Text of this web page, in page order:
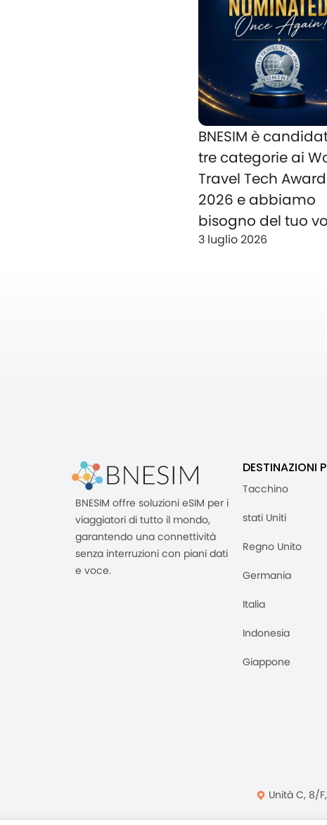
BNESIM è
tre categorie ai
Travel Tech
2026 e abbiamo
bisogno del tuo
3 luglio 2026
BNESIM offre soluzioni eSIM per i
viaggiatori di tutto il mondo,
garantendo una connettività
senza interruzioni con piani dati
e voce.
DESTINAZIONI
Tacchino
stati Uniti
Regno Unito
Germania
Italia
Indonesia
Giappone
Unità C, 8/